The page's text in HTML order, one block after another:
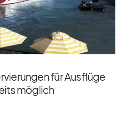
für Ausflüge
möglich